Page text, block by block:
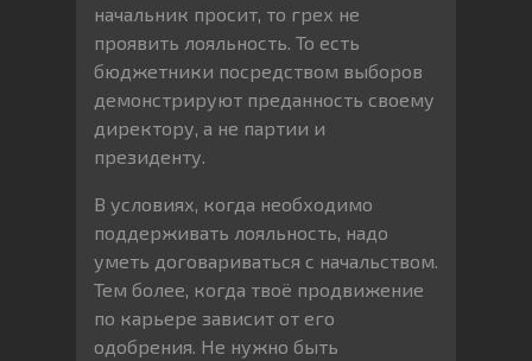
начальник просит, то грех не
проявить лояльность. То есть
бюджетники посредством выборов
демонстрируют преданность своему
директору, а не партии и
президенту.
В условиях, когда необходимо
поддерживать лояльность, надо
уметь договариваться с начальством.
Тем более, когда твоё продвижение
по карьере зависит от его
одобрения. Не нужно быть